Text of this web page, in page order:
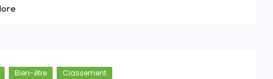
Bien-être Classement